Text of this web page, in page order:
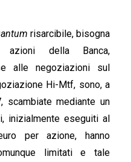
risarcibile, bisogna
della Banca,
alle negoziazioni sul
Hi-Mtf, sono, a
scambiate mediante un
inizialmente eseguiti al
per azione, hanno
limitati e tale